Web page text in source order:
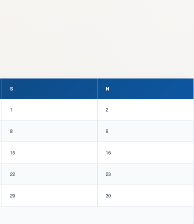
S N
1 2
8 9
15 16
22 23
29 30